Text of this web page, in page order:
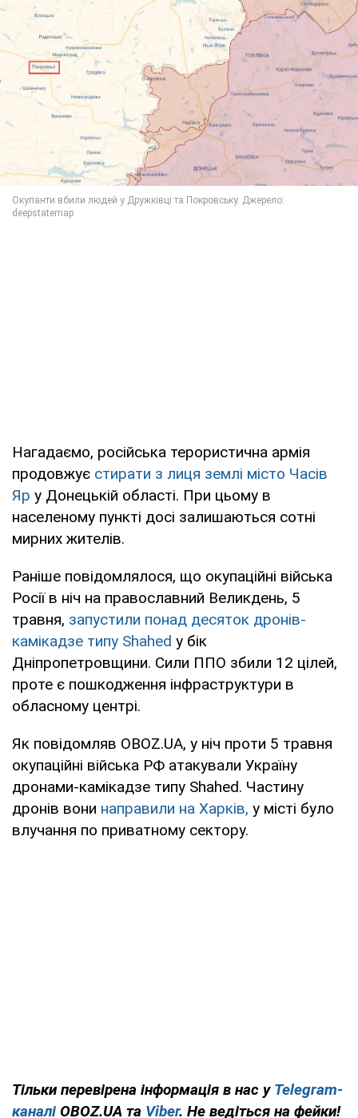
Нагадаємо, російська терористична армія
продовжує стирати з лиця землі місто Часів
Яр у Донецькій області. При цьому в
населеному пункті досі залишаються сотні
мирних жителів.
Раніше повідомлялося, що окупаційні війська
Росії в ніч на православний Великдень, 5
травня, запустили понад десяток дронів-
камікадзе типу Shahed у бік
Дніпропетровщини. Сили ППО збили 12 цілей,
проте є пошкодження інфраструктури в
обласному центрі.
Як повідомляв OBOZ.UA, у ніч проти 5 травня
окупаційні війська РФ атакували Україну
дронами-камікадзе типу Shahed. Частину
дронів вони направили на Харків, у місті було
влучання по приватному сектору.
Тільки перевірена інформація в нас у Telegram-
каналі OBOZ.UA та Viber. Не ведіться на фейки!